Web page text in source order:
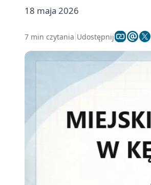
18 maja 2026
7 min czytania Udostępnij